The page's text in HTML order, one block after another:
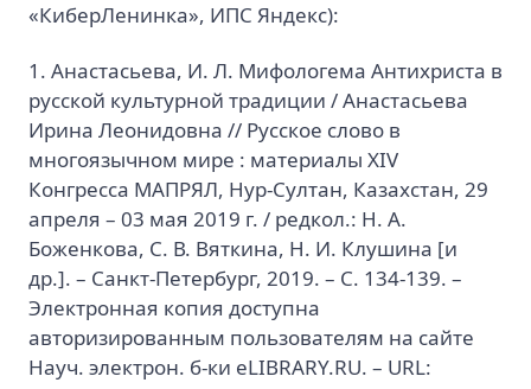
«КиберЛенинка», ИПС Яндекс):
1. Анастасьева, И. Л. Мифологема Антихриста в
русской культурной традиции / Анастасьева
Ирина Леонидовна // Русское слово в
многоязычном мире : материалы XIV
Конгресса МАПРЯЛ, Нур-Султан, Казахстан, 29
апреля – 03 мая 2019 г. / редкол.: Н. А.
Боженкова, С. В. Вяткина, Н. И. Клушина [и
др.]. – Санкт-Петербург, 2019. – С. 134-139. –
Электронная копия доступна
авторизированным пользователям на сайте
Науч. электрон. б-ки eLIBRARY.RU. – URL: